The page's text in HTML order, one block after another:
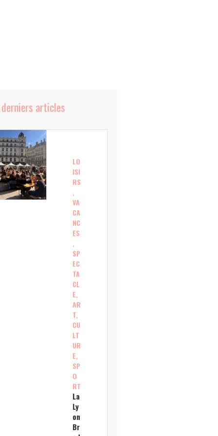
articles
LO
ISI
RS
,
VA
CA
NC
ES
,
SP
EC
TA
CL
E,
AR
T,
CU
LT
UR
E,
SP
O
RT
La
Ly
on
Br